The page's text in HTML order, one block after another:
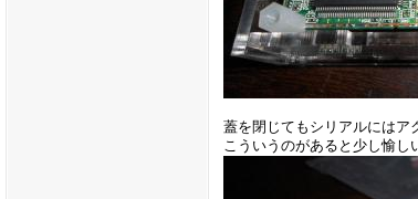
蓋を閉じてもシリアルにはア
こういうのがあると少し愉し